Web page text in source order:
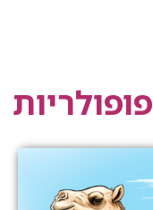
פופולריות